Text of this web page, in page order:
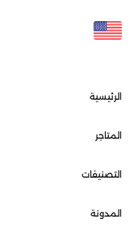
الرئيسية
المتاجر
التصنيفات
المدونة